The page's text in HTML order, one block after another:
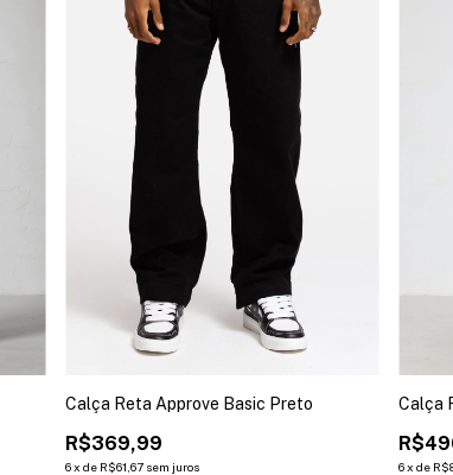
Calça Reta Approve Basic Preto
R$369,99
6x de R$61,67 sem juros
Calça
6x de